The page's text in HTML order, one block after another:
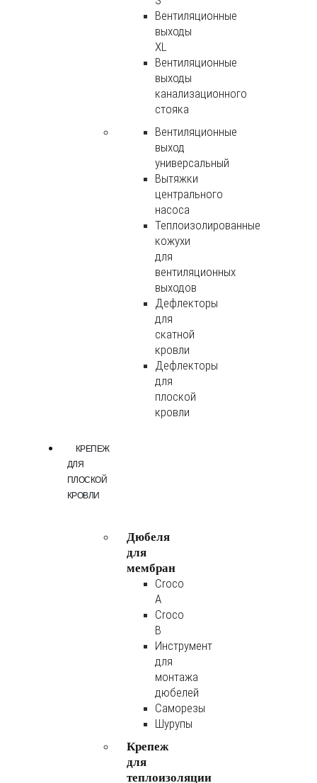
Вентиляционные
выходы
XL
Вентиляционные
выходы
канализационного
стояка
Вентиляционные
выход
универсальный
Вытяжки
центрального
насоса
Теплоизолированные
кожухи
для
вентиляционных
выходов
Дефлекторы
для
скатной
кровли
Дефлекторы
для
плоской
кровли
КРЕПЕЖ
ДЛЯ
ПЛОСКОЙ
КРОВЛИ
Дюбеля
для
мембран
Croco
A
Croco
B
Инструмент
для
монтажа
дюбелей
Саморезы
Шурупы
Крепеж
для
теплоизоляции